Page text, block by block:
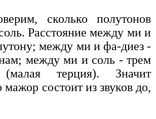
сколько полутонов
Расстояние между ми и
между ми и фа-диез -
между ми и соль - трем
(малая терция). Значит
мажор состоит из звуков до,